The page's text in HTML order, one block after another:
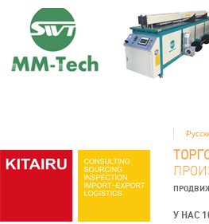
У НАС